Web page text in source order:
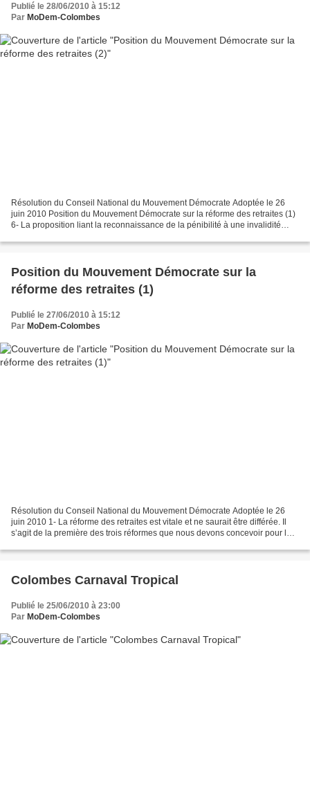
Publié le 28/06/2010 à 15:12
Par MoDem-Colombes
Résolution du Conseil National du Mouvement Démocrate Adoptée le 26
juin 2010 Position du Mouvement Démocrate sur la réforme des retraites (1)
6- La proposition liant la reconnaissance de la pénibilité à une invalidité
Position du Mouvement Démocrate sur la
réforme des retraites (1)
Publié le 27/06/2010 à 15:12
Par MoDem-Colombes
Résolution du Conseil National du Mouvement Démocrate Adoptée le 26
juin 2010 1- La réforme des retraites est vitale et ne saurait être différée. Il
s’agit de la première des trois réformes que nous devons concevoir pour la
Colombes Carnaval Tropical
Publié le 25/06/2010 à 23:00
Par MoDem-Colombes